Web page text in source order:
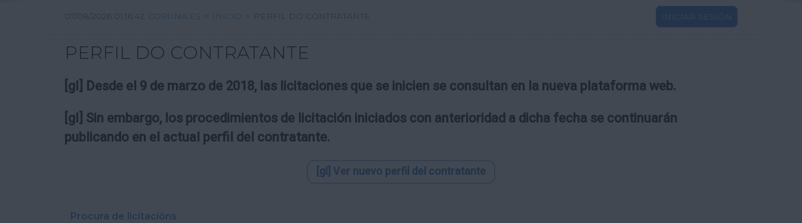
07/08/2026 01:16:42 CORUNA.ES > INICIO > PERFIL DO CONTRATANTE INICIAR SESIÓN
PERFIL DO CONTRATANTE
[gl] Desde el 9 de marzo de 2018, las licitaciones que se inicien se consultan en la nueva plataforma web.
[gl] Sin embargo, los procedimientos de licitación iniciados con anterioridad a dicha fecha se continuarán
publicando en el actual perfil del contratante.
[gl] Ver nuevo perfil del contratante
Procura de licitacións